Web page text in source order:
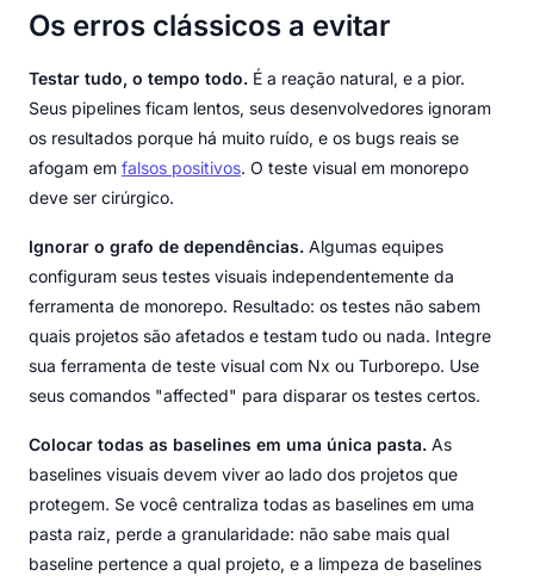
Os erros clássicos a evitar
Testar tudo, o tempo todo. É a reação natural, e a pior.
Seus pipelines ficam lentos, seus desenvolvedores ignoram
os resultados porque há muito ruído, e os bugs reais se
afogam em falsos positivos. O teste visual em monorepo
deve ser cirúrgico.
Ignorar o grafo de dependências. Algumas equipes
configuram seus testes visuais independentemente da
ferramenta de monorepo. Resultado: os testes não sabem
quais projetos são afetados e testam tudo ou nada. Integre
sua ferramenta de teste visual com Nx ou Turborepo. Use
seus comandos "affected" para disparar os testes certos.
Colocar todas as baselines em uma única pasta. As
baselines visuais devem viver ao lado dos projetos que
protegem. Se você centraliza todas as baselines em uma
pasta raiz, perde a granularidade: não sabe mais qual
baseline pertence a qual projeto, e a limpeza de baselines